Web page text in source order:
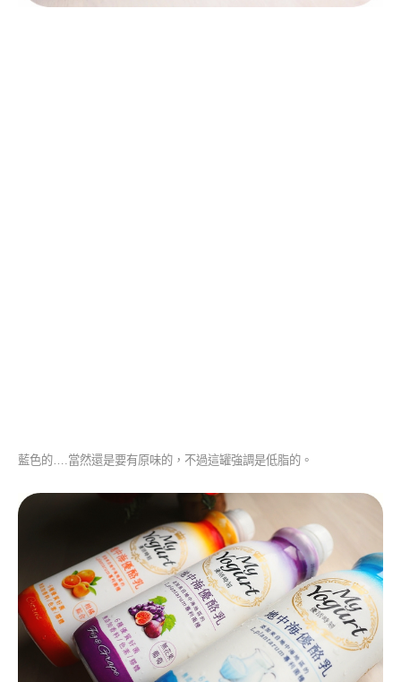
藍色的….當然還是要有原味的，不過這罐強調是低脂的。